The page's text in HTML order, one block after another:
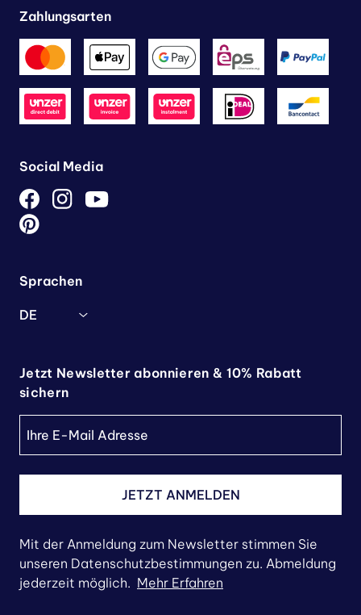
Zahlungsarten
Social Media
Sprachen
DE
Jetzt Newsletter abonnieren & 10% Rabatt
sichern
JETZT ANMELDEN
Mit der Anmeldung zum Newsletter stimmen Sie
unseren Datenschutzbestimmungen zu. Abmeldung
jederzeit möglich. Mehr Erfahren